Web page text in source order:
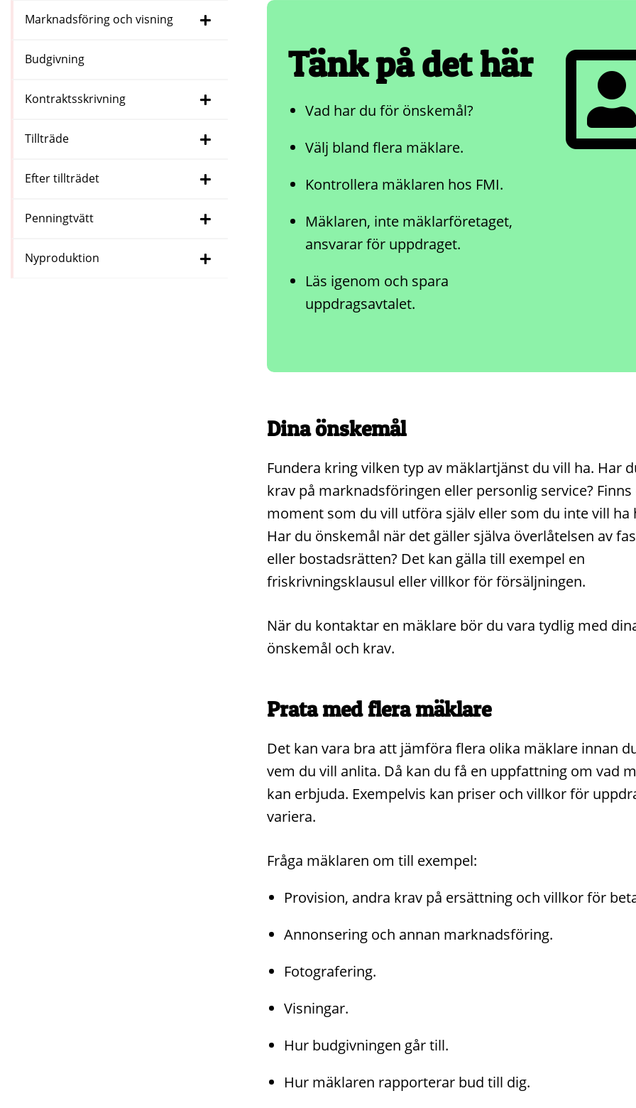
Marknadsföring och visning
Budgivning
Kontraktsskrivning
Tillträde
Efter tillträdet
Penningtvätt
Nyproduktion
Tänk på det här
Vad har du för önskemål?
Välj bland flera mäklare.
Kontrollera mäklaren hos FMI.
Mäklaren, inte mäklarföretaget,
ansvarar för uppdraget.
Läs igenom och spara
uppdragsavtalet.
Dina önskemål
Fundera kring vilken typ av mäklartjänst du vill ha. Har
krav på marknadsföringen eller personlig service? Finns
moment som du vill utföra själv eller som du inte vill ha
Har du önskemål när det gäller själva överlåtelsen av
eller bostadsrätten? Det kan gälla till exempel en
friskrivningsklausul eller villkor för försäljningen.
När du kontaktar en mäklare bör du vara tydlig med
önskemål och krav.
Prata med flera mäklare
Det kan vara bra att jämföra flera olika mäklare innan
vem du vill anlita. Då kan du få en uppfattning om vad
kan erbjuda. Exempelvis kan priser och villkor för
variera.
Fråga mäklaren om till exempel:
Provision, andra krav på ersättning och villkor för
Annonsering och annan marknadsföring.
Fotografering.
Visningar.
Hur budgivningen går till.
Hur mäklaren rapporterar bud till dig.